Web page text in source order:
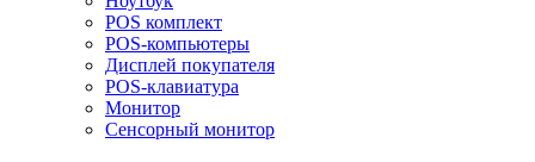
POS комплект
POS-компьютеры
Дисплей покупателя
POS-клавиатура
Монитор
Сенсорный монитор